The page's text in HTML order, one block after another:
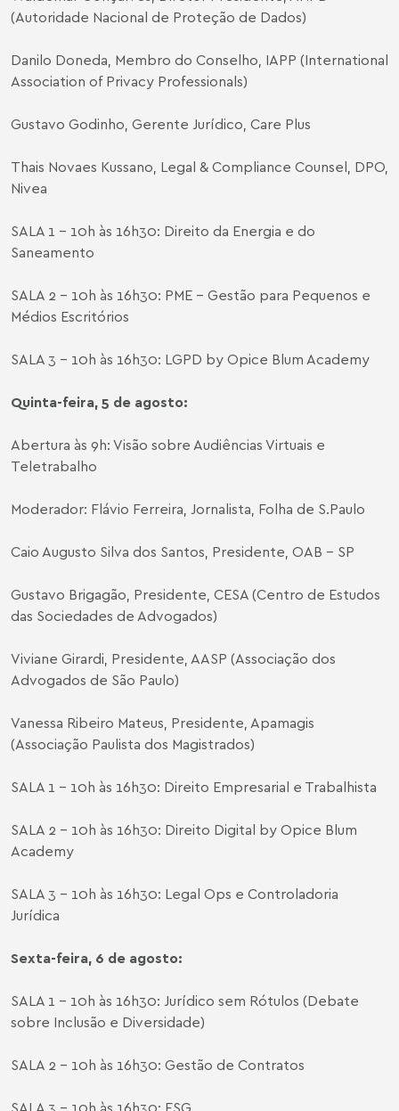
(Autoridade Nacional de Proteção de Dados)
Danilo Doneda, Membro do Conselho, IAPP (International
Association of Privacy Professionals)
Gustavo Godinho, Gerente Jurídico, Care Plus
Thais Novaes Kussano, Legal & Compliance Counsel, DPO,
Nivea
SALA 1 – 10h às 16h30: Direito da Energia e do
Saneamento
SALA 2 – 10h às 16h30: PME - Gestão para Pequenos e
Médios Escritórios
SALA 3 – 10h às 16h30: LGPD by Opice Blum Academy
Quinta-feira, 5 de agosto:
Abertura às 9h: Visão sobre Audiências Virtuais e
Teletrabalho
Moderador: Flávio Ferreira, Jornalista, Folha de S.Paulo
Caio Augusto Silva dos Santos, Presidente, OAB – SP
Gustavo Brigagão, Presidente, CESA (Centro de Estudos
das Sociedades de Advogados)
Viviane Girardi, Presidente, AASP (Associação dos
Advogados de São Paulo)
Vanessa Ribeiro Mateus, Presidente, Apamagis
(Associação Paulista dos Magistrados)
SALA 1 – 10h às 16h30: Direito Empresarial e Trabalhista
SALA 2 – 10h às 16h30: Direito Digital by Opice Blum
Academy
SALA 3 – 10h às 16h30: Legal Ops e Controladoria
Jurídica
Sexta-feira, 6 de agosto:
SALA 1 – 10h às 16h30: Jurídico sem Rótulos (Debate
sobre Inclusão e Diversidade)
SALA 2 – 10h às 16h30: Gestão de Contratos
SALA 3 – 10h às 16h30: ESG